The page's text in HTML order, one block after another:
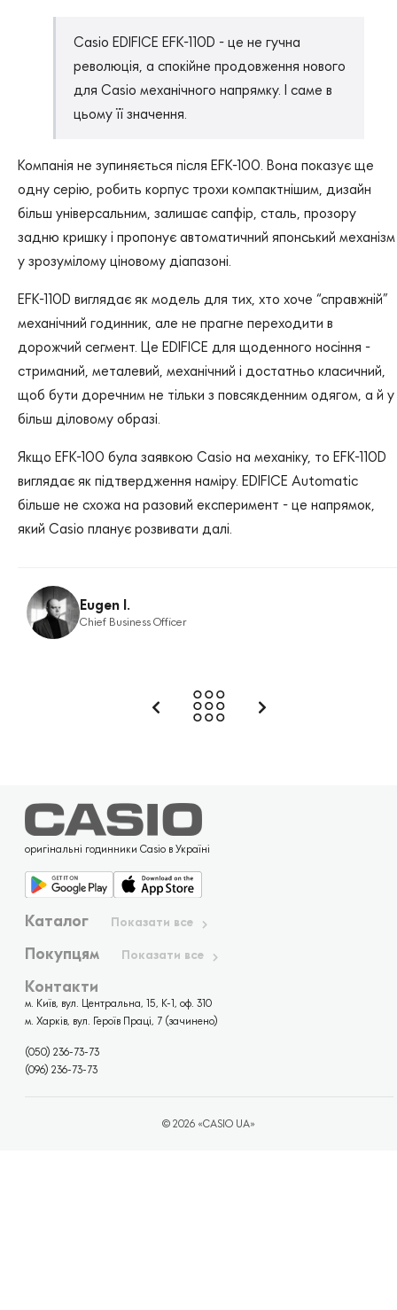
Casio EDIFICE EFK-110D - це не гучна
революція, а спокійне продовження нового
для Casio механічного напрямку. І саме в
цьому її значення.
Компанія не зупиняється після EFK-100. Вона показує ще
одну серію, робить корпус трохи компактнішим, дизайн
більш універсальним, залишає сапфір, сталь, прозору
задню кришку і пропонує автоматичний японський механізм
у зрозумілому ціновому діапазоні.
EFK-110D виглядає як модель для тих, хто хоче “справжній”
механічний годинник, але не прагне переходити в
дорожчий сегмент. Це EDIFICE для щоденного носіння -
стриманий, металевий, механічний і достатньо класичний,
щоб бути доречним не тільки з повсякденним одягом, а й у
більш діловому образі.
Якщо EFK-100 була заявкою Casio на механіку, то EFK-110D
виглядає як підтвердження наміру. EDIFICE Automatic
більше не схожа на разовий експеримент - це напрямок,
який Casio планує розвивати далі.
Eugen I.
Chief Business Officer
оригінальні годинники Casio в Україні
Каталог Показати все
Покупцям Показати все
Контакти
м. Київ, вул. Центральна, 15, К-1, оф. 310
м. Харків, вул. Героїв Праці, 7 (зачинено)
(050) 236-73-73
(096) 236-73-73
© 2026 «CASIO UA»